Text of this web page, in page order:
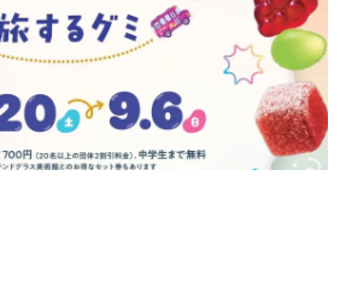
たり〜ゲームクリエイターの青春〜
』『ペンと箸』等で知られるマンガ家・田中圭
るゲーム業界レポートマンガです。
ームは面白い？
者・hamatsu氏がゲームの魅力を画面や操作の
から解き明かしていく、硬派で骨太な評論連載